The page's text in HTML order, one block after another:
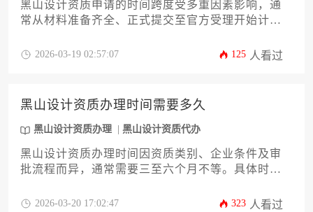
黑山设计资质申请的时间跨度受多重因素影响，通
常从材料准备齐全、正式提交至官方受理开始计
取决于申请资质的类别、企业自身条件的完备度、
划与专业准备至关重要。
2026-03-19 02:57:07 125 人看过
黑山设计资质办理时间需要多久
黑山设计资质办理 黑山设计资质代办
黑山设计资质办理时间因资质类别、企业条件及审
批流程而异，通常需要三至六个月不等。具体时长
环节，企业提前规划并熟悉流程可有效缩短办理周
2026-03-20 17:02:47 323 人看过